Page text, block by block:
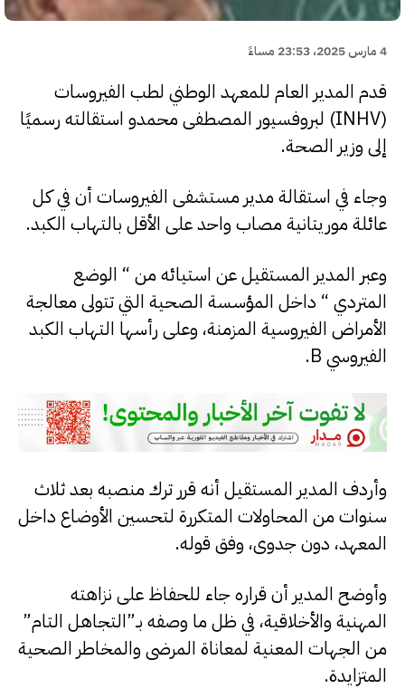
4 مارس 2025، 23:53 مساءً
قدم المدير العام للمعهد الوطني لطب الفيروسات
(INHV) لبروفسيور المصطفى محمدو استقالته رسميًا
إلى وزير الصحة.
وجاء في استقالة مدير مستشفى الفيروسات أن في كل
عائلة موريتانية مصاب واحد على الأقل بالتهاب الكبد.
وعبر المدير المستقيل عن استيائه من “ الوضع
المتردي “ داخل المؤسسة الصحية التي تتولى معالجة
الأمراض الفيروسية المزمنة، وعلى رأسها التهاب الكبد
الفيروسي B.
وأردف المدير المستقيل أنه قرر ترك منصبه بعد ثلاث
سنوات من المحاولات المتكررة لتحسين الأوضاع داخل
المعهد، دون جدوى، وفق قوله.
وأوضح المدير أن قراره جاء للحفاظ على نزاهته
المهنية والأخلاقية، في ظل ما وصفه بـ”التجاهل التام”
من الجهات المعنية لمعاناة المرضى والمخاطر الصحية
المتزايدة.